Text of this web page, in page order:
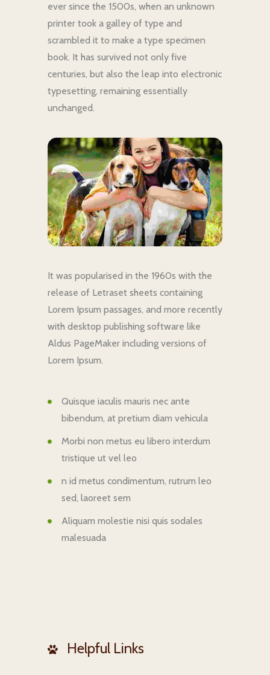
ever since the 1500s, when an unknown
printer took a galley of type and
scrambled it to make a type specimen
book. It has survived not only five
centuries, but also the leap into electronic
typesetting, remaining essentially
unchanged.
It was popularised in the 1960s with the
release of Letraset sheets containing
Lorem Ipsum passages, and more recently
with desktop publishing software like
Aldus PageMaker including versions of
Lorem Ipsum.
Quisque iaculis mauris nec ante
bibendum, at pretium diam vehicula
Morbi non metus eu libero interdum
tristique ut vel leo
n id metus condimentum, rutrum leo
sed, laoreet sem
Aliquam molestie nisi quis sodales
malesuada
Helpful Links